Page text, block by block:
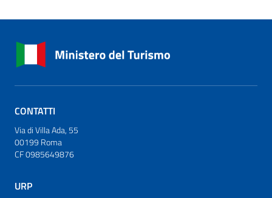
CONTATTI
Via di Villa Ada, 55
00199 Roma
CF 0985649876
URP